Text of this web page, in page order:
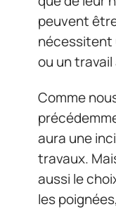
peuvent
nécessitent
ou un
Comme
aura une
travaux.
aussi le
les